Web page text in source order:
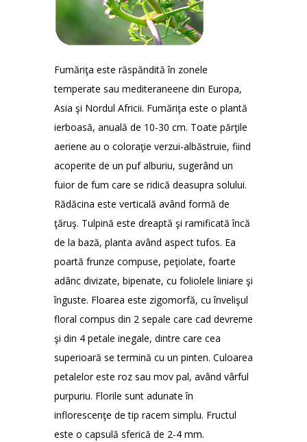
Fumăriţa este răspăndită în zonele
temperate sau mediteraneene din Europa,
Asia şi Nordul Africii. Fumăriţa este o plantă
ierboasă, anuală de 10-30 cm. Toate părţile
aeriene au o coloraţie verzui-albăstruie, fiind
acoperite de un puf alburiu, sugerând un
fuior de fum care se ridică deasupra solului.
Rădăcina este verticală având formă de
ţăruş. Tulpină este dreaptă şi ramificată încă
de la bază, planta având aspect tufos. Ea
poartă frunze compuse, peţiolate, foarte
adânc divizate, bipenate, cu foliolele liniare şi
înguste. Floarea este zigomorfă, cu învelişul
floral compus din 2 sepale care cad devreme
şi din 4 petale inegale, dintre care cea
superioară se termină cu un pinten. Culoarea
petalelor este roz sau mov pal, având vârful
purpuriu. Florile sunt adunate în
inflorescenţe de tip racem simplu. Fructul
este o capsulă sferică de 2-4 mm.